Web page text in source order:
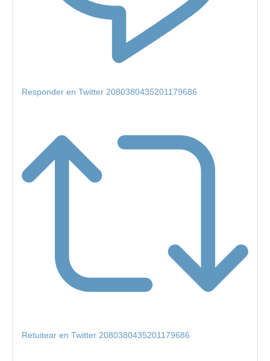
Responder en Twitter 2080380435201179686
Retuitear en Twitter 2080380435201179686